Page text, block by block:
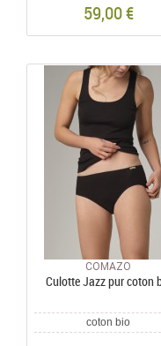
59,00 €
COMAZO
Culotte Jazz pur coton
coton bio